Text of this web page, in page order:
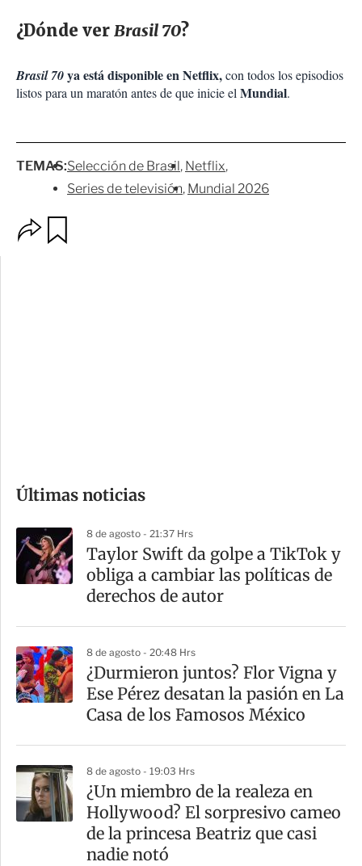
¿Dónde ver Brasil 70?
Brasil 70ya está disponible en Netflix,con todos los episodios
listos para un maratón antes de que inicie elMundial.
TEMAS:Selección de Brasil
Netflix
Series de televisión Mundial 2026
m
a
r
t
Últimas noticias
8 de agosto - 21:37 Hrs
Taylor Swift da golpe a TikTok y
obliga a cambiar las políticas de
derechos de autor
8 de agosto - 20:48 Hrs
¿Durmieron juntos? Flor Vigna y
Ese Pérez desatan la pasión en La
Casa de los Famosos México
8 de agosto - 19:03 Hrs
¿Un miembro de la realeza en
Hollywood? El sorpresivo cameo
de la princesa Beatriz que casi
nadie notó